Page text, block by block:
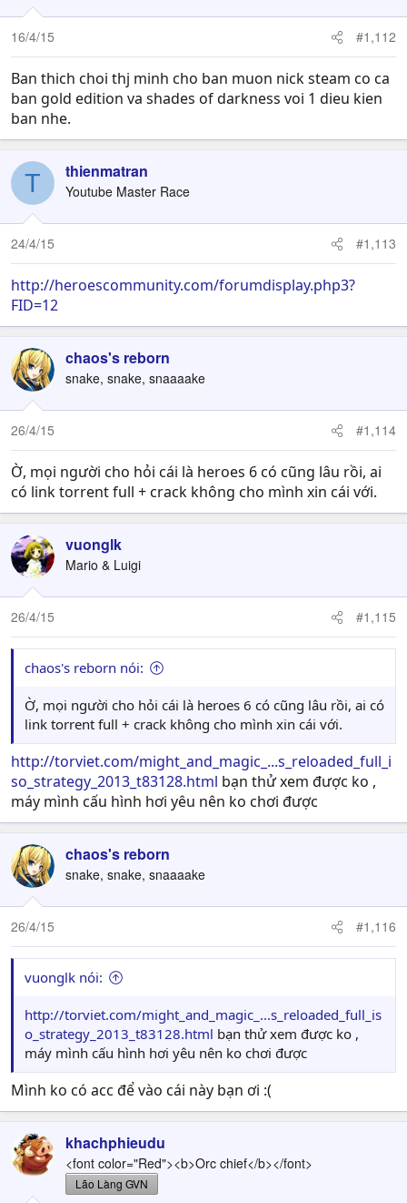
16/4/15 #1,112
Ban thich choi thj minh cho ban muon nick steam co ca
ban gold edition va shades of darkness voi 1 dieu kien
ban nhe.
T thienmatran
Youtube Master Race
24/4/15 #1,113
http://heroescommunity.com/forumdisplay.php3?
FID=12
chaos's reborn
snake, snake, snaaaake
26/4/15 #1,114
Ờ, mọi người cho hỏi cái là heroes 6 có cũng lâu rồi, ai
có link torrent full + crack không cho mình xin cái với.
vuonglk
Mario & Luigi
26/4/15 #1,115
chaos's reborn nói:
Ờ, mọi người cho hỏi cái là heroes 6 có cũng lâu rồi, ai có
link torrent full + crack không cho mình xin cái với.
http://torviet.com/might_and_magic_...s_reloaded_full_i
so_strategy_2013_t83128.html bạn thử xem được ko ,
máy mình cấu hình hơi yêu nên ko chơi được
chaos's reborn
snake, snake, snaaaake
26/4/15 #1,116
vuonglk nói:
http://torviet.com/might_and_magic_...s_reloaded_full_is
o_strategy_2013_t83128.html bạn thử xem được ko ,
máy mình cấu hình hơi yêu nên ko chơi được
Mình ko có acc để vào cái này bạn ơi :(
khachphieudu
<font color="Red"><b>Orc chief</b></font>
Lão Làng GVN